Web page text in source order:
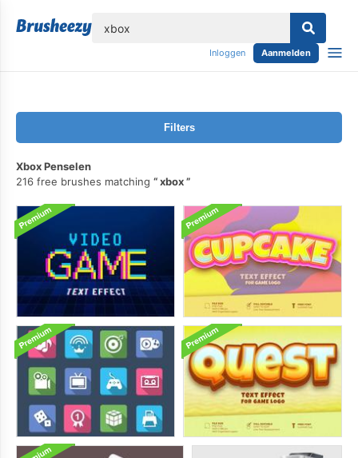
Inloggen Aanmelden
Filters
Xbox Penselen
216 free brushes matching
xbox